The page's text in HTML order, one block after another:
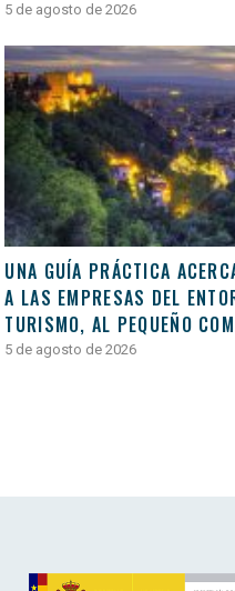
5 de agosto de 2026
UNA GUÍA PRÁCTICA
A LAS EMPRESAS DEL
TURISMO, AL PEQUEÑO
5 de agosto de 2026